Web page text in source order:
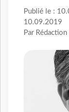
Publié le :
10.09.2019
Par Rédaction